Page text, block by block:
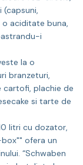
o aciditate buna,
i
la o
branzeturi,
plachie de
si tarte de
litri cu dozator,
ofera un
“Schwaben